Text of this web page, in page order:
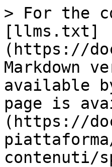
> For the
[llms.txt]
(https://
Markdown
available
page is
(https://
contenuti/